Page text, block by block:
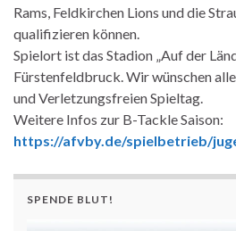
Rams, Feldkirchen Lions und die
qualifizieren können.
Spielort ist das Stadion „Auf der
Fürstenfeldbruck. Wir wünschen
und Verletzungsfreien Spieltag.
Weitere Infos zur B-Tackle Saison:
https://afvby.de/spielbetrieb/
SPENDE BLUT!